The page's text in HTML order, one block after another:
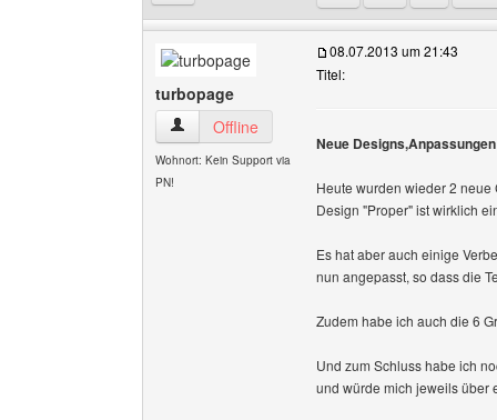
turbopage
turbopage Benutzer-Profile anzeigen
Offline
Wohnort: Kein Support via
PN!
08.07.2013 um 21:43
Titel:
Neue
Heute wurden wieder 2 neue
Design "Proper" ist wirklich
Es hat aber auch einige
nun angepasst, so dass die
Zudem habe ich auch die 6
Und zum Schluss habe ich
und würde mich jeweils über